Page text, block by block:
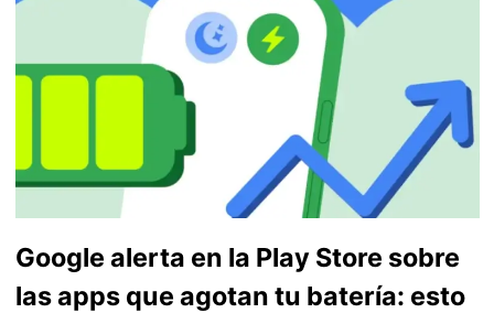
Google alerta en la Play Store sobre
las apps que agotan tu batería: esto